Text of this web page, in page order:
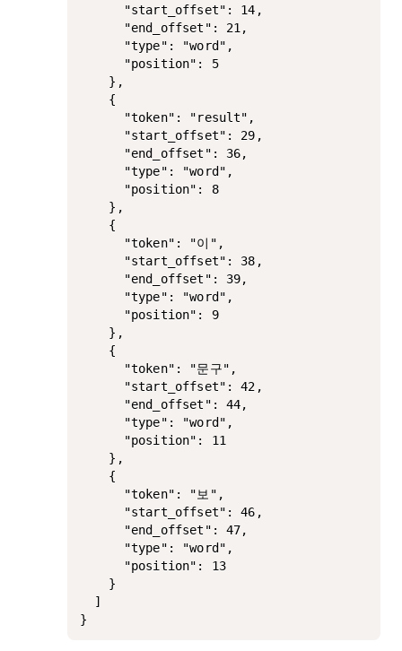
      "start_offset": 14,
      "end_offset": 21,
      "type": "word",
      "position": 5
    },
    {
      "token": "result",
      "start_offset": 29,
      "end_offset": 36,
      "type": "word",
      "position": 8
    },
    {
      "token": "이",
      "start_offset": 38,
      "end_offset": 39,
      "type": "word",
      "position": 9
    },
    {
      "token": "문구",
      "start_offset": 42,
      "end_offset": 44,
      "type": "word",
      "position": 11
    },
    {
      "token": "보",
      "start_offset": 46,
      "end_offset": 47,
      "type": "word",
      "position": 13
    }
  ]
}